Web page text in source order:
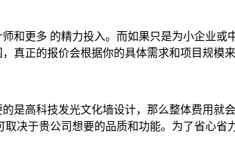
和更多 的精力投入。而如果只是为小企业或
真正的报价会根据你的具体需求和项目规模来
是高科技发光文化墙设计，那么整体费用就
决于贵公司想要的品质和功能。为了省心省